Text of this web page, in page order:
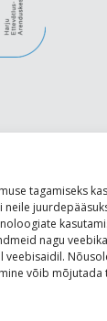
tagamiseks
neile
nagu
veebisaidil.
võib mõjutada